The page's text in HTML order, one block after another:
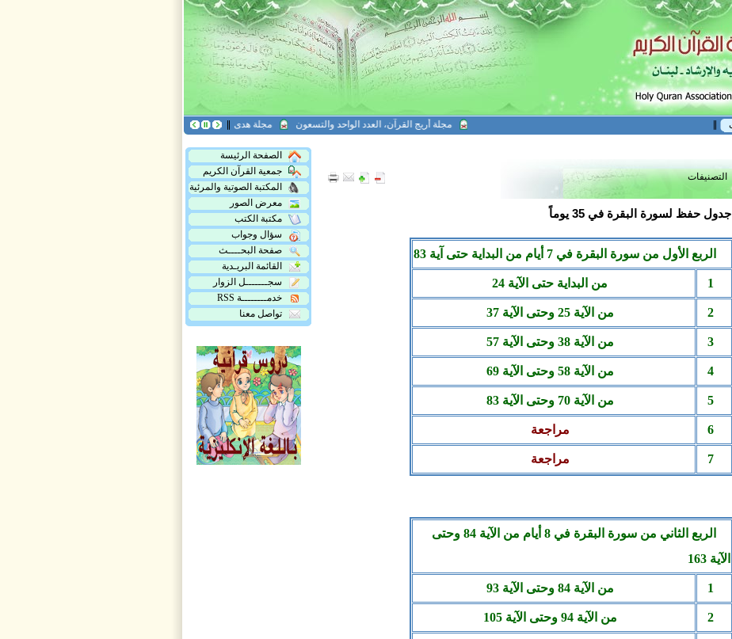
مجلة هدى القرآن العدد التاسع عشر مجلة أريج القرآن، العدد الواحد والتسعون
التصنيفات
جدول حفظ لسورة البقرة في 35 يوماً
الربع الأول من سورة البقرة في 7 أيام من البداية حتى آية
1 من البداية حتى الآية
2 من الآية 25 وحتى الآية 37
3 من الآية 38 وحتى الآية 57
4 من الآية 58 وحتى الآية 69
5 من الآية 70 وحتى الآية 83
6 مراجعة
7 مراجعة
الربع الثاني من سورة البقرة في 8 أيام من الآية 84 وحتى
الآية 163
1 من الآية 84 وحتى الآية 93
2 من الآية 94 وحتى الآية 105
الصفحة الرئيسة
جمعية القرآن الكريم
المكتبة الصوتية والمرئية
معرض الصور
مكتبة الكتب
سؤال وجواب
صفحة البحــــث
القائمة البريـدية
سجـــــــل الزوار
خدمــــــــة RSS
تواصل معنا